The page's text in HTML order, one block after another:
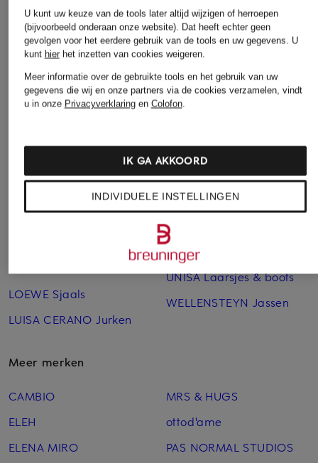
CAMBIO Broeken
Chloé Schoenen
dea kudibal Blouses
GOOD AMERICAN Jeans
ANGELEGENHEIT Blouses
Hugo Boss Mantels
Joseph Ribkoff Broeken
LOEWE Sjaals
LUISA CERANO Jurken
monari Kleding
MONCLER Longsleeves
NEO NOIR Bontjassen
oui Mantels
POMME D'OR Laarsjes &
boots
RIANI Jurken
SKIMS Pyjama's
Toral Laarsjes & boots
UNISA Laarsjes & boots
WELLENSTEYN Jassen
Meer merken
CAMBIO
ELEH
ELENA MIRO
MRS & HUGS
ottod'ame
PAS NORMAL STUDIOS
U kunt uw keuze van de tools later altijd wijzigen of herroepen
(bijvoorbeeld onderaan onze website). Dat heeft echter geen
gevolgen voor het eerdere gebruik van de tools en uw gegevens. U
kunt hierhet inzetten van cookies weigeren.
Meer informatie over de gebruikte tools en het gebruik van uw
gegevens die wij en onze partners via de cookies verzamelen, vindt
u in onze Privacyverklaringen Colofon.
INDIVIDUELE INSTELLINGEN
IK GA AKKOORD